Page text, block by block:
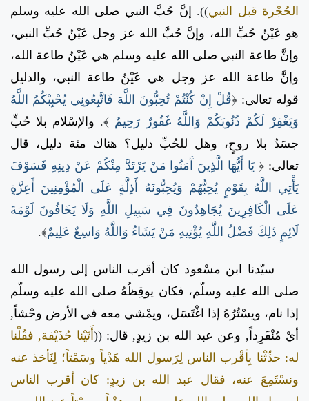
الحُجْرة قبل النبي)).
إنَّ حُبَّ النبي صلى الله عليه وسلم
هو عَيْنُ حُبِّ الله، وإنَّ حُبَّ الله عز وجل عَيْنُ حُبِّ النبي،
وإنَّ طاعة النبي صلى الله عليه وسلم هي عَيْنُ طاعة الله،
وإنَّ طاعة الله عز وجل هي عَيْنُ طاعة النبي، والدليل
قوله تعالى: ﴿قُلْ إِنْ كُنْتُمْ تُحِبُّونَ اللَّهَ فَاتَّبِعُونِي يُحْبِبْكُمُ اللَّهُ
وَيَغْفِرْ لَكُمْ ذُنُوبَكُمْ وَاللَّهُ غَفُورٌ رَحِيمٌ ﴾. والإسْلام بلا حُبٍّ
جسَدٌ بلا روحٍ، وهل للحُبِّ دليل؟ هناك مئة دليل، قال
تعالى: ﴿ يَا أَيُّهَا الَّذِينَ آَمَنُوا مَنْ يَرْتَدَّ مِنْكُمْ عَنْ دِينِهِ فَسَوْفَ
يَأْتِي اللَّهُ بِقَوْمٍ يُحِبُّهُمْ وَيُحِبُّونَهُ أَذِلَّةٍ عَلَى الْمُؤْمِنِينَ أَعِزَّةٍ
عَلَى الْكَافِرِينَ يُجَاهِدُونَ فِي سَبِيلِ اللَّهِ وَلَا يَخَافُونَ لَوْمَةَ
لَائِمٍ ذَلِكَ فَضْلُ اللَّهِ يُؤْتِيهِ مَنْ يَشَاءُ وَاللَّهُ وَاسِعٌ عَلِيمٌ﴾.
سيّدنا ابن مسْعود كان أقرب الناس إلى رسول الله
صلى الله عليه وسلّم، فكان يوقِظُهُ صلى الله عليه وسلّم
إذا نام، ويسْتُرُهُ إذا اغْتَسَل، ويمْشي معه في الأرض وحْشاً,
أيْ مُنْفَرِداً, وعن عبد الله بن زيدٍ, قال: (( أَتَيْنا حُذَيْفة, فقُلْنا
له: حدِّثْنا بِأقْرب الناس لِرَسول الله هَدْياً وسَمْتاً؛ لِنَأخذ عنه
ونسْتَمِعَ عنه، فقال عبد الله بن زيدٍ: كان أقرب الناس